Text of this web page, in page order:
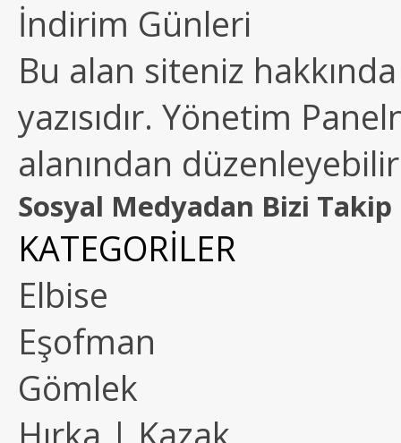
İndirim Günleri
Bu alan siteniz
yazısıdır. Yönetim
alanından
Sosyal Medyadan Bizi Takip
KATEGORİLER
Elbise
Eşofman
Gömlek